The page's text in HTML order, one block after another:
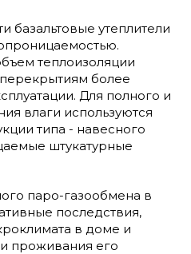
базальтовые утеплители
теплоизоляции
более
Для полного и
влаги используются
типа - навесного
штукатурные
паро-газообмена в
последствия,
в доме и
проживания его